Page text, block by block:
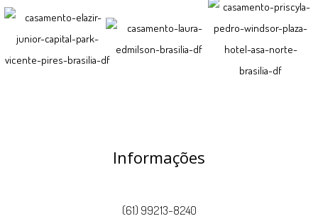
Informações
(61) 99213-8240